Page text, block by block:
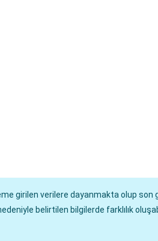
girilen verilere dayanmakta olup son
belirtilen bilgilerde farklılık